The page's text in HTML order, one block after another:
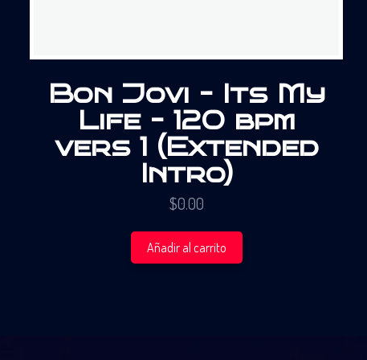
Bon Jovi – Its My
Life – 120 bpm
vers 1 (Extended
Intro)
$0.00
Añadir al carrito